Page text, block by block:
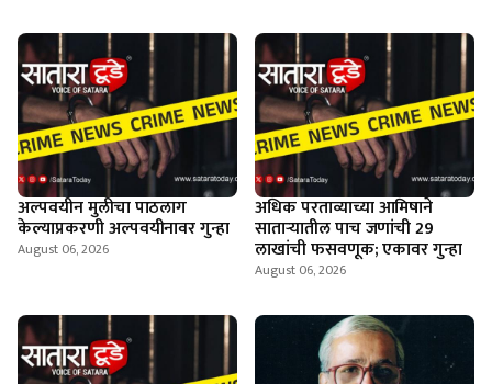
अल्पवयीन मुलीचा पाठलाग
केल्याप्रकरणी अल्पवयीनावर गुन्हा
August 06, 2026
अधिक परताव्याच्या आमिषाने
साताऱ्यातील पाच जणांची 29
लाखांची फसवणूक; एकावर गुन्हा
August 06, 2026